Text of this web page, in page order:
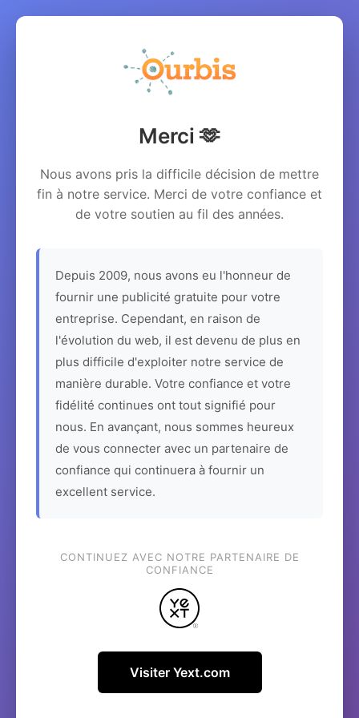
Merci 🫶
Nous avons pris la difficile décision de mettre
fin à notre service. Merci de votre confiance et
de votre soutien au fil des années.
Depuis 2009, nous avons eu l'honneur de
fournir une publicité gratuite pour votre
entreprise. Cependant, en raison de
l'évolution du web, il est devenu de plus en
plus difficile d'exploiter notre service de
manière durable. Votre confiance et votre
fidélité continues ont tout signifié pour
nous. En avançant, nous sommes heureux
de vous connecter avec un partenaire de
confiance qui continuera à fournir un
excellent service.
CONTINUEZ AVEC NOTRE PARTENAIRE DE
CONFIANCE
Visiter Yext.com